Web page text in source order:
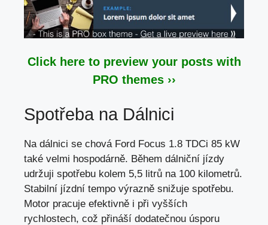
Click here to preview your posts with
PRO themes ››
Spotřeba na Dálnici
Na dálnici se chová Ford Focus 1.8 TDCi 85 kW
také velmi hospodárně. Během dálniční jízdy
udržuji spotřebu kolem 5,5 litrů na 100 kilometrů.
Stabilní jízdní tempo výrazně snižuje spotřebu.
Motor pracuje efektivně i při vyšších
rychlostech, což přináší dodatečnou úsporu